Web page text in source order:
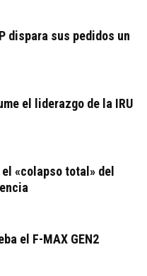
dispara sus pedidos un
el liderazgo de la IRU
el «colapso total» del
el F-MAX GEN2